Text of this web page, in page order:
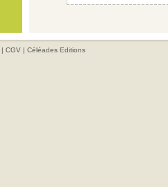
| CGV | Céléades Editions